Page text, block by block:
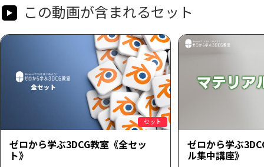
この動画が含まれるセット
セット
ゼロから学ぶ3DCG教室《全セッ
ト》
ゼロから学ぶ
ル集中講座》